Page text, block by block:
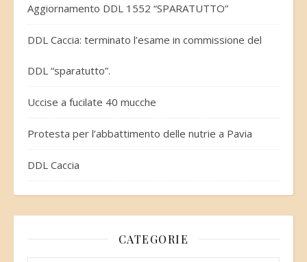
Aggiornamento DDL 1552 “SPARATUTTO”
DDL Caccia: terminato l’esame in commissione del
DDL “sparatutto”.
Uccise a fucilate 40 mucche
Protesta per l’abbattimento delle nutrie a Pavia
DDL Caccia
CATEGORIE